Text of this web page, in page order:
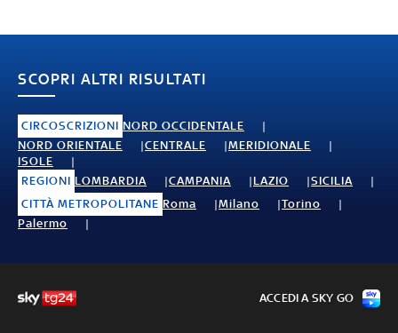
SCOPRI ALTRI RISULTATI
CIRCOSCRIZIONI NORD OCCIDENTALE
NORD ORIENTALE
CENTRALE
MERIDIONALE
ISOLE
REGIONI LOMBARDIA CAMPANIA LAZIO
SICILIA
CITTÀ METROPOLITANE Roma Milano
Torino
Palermo
ACCEDI A SKY GO